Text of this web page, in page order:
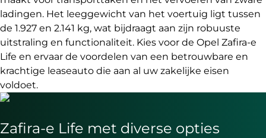
ladingen. Het leeggewicht van het voertuig ligt tussen
de 1.927 en 2.141 kg, wat bijdraagt aan zijn robuuste
uitstraling en functionaliteit. Kies voor de Opel Zafira-e
Life en ervaar de voordelen van een betrouwbare en
krachtige leaseauto die aan al uw zakelijke eisen
voldoet.
Zafira-e Life met diverse opties